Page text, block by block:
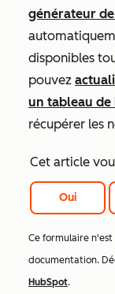
générateur
disponibles
pouvez
un tableau de
récupérer les
Cet article
Oui
Ce formulaire
documentation.
HubSpot.